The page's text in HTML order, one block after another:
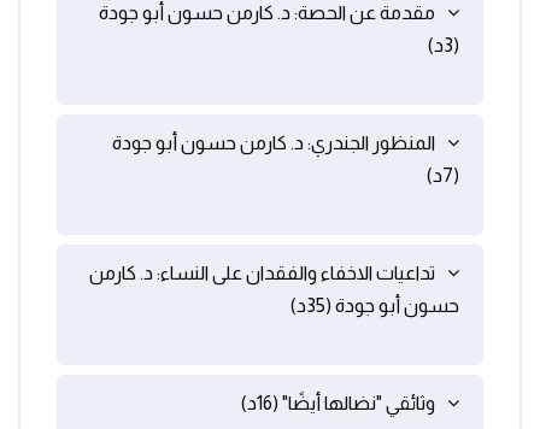
مقدمة عن الحصة: د. كارمن حسون أبو جودة
(3د)
المنظور الجندري: د. كارمن حسون أبو جودة
(7د)
تداعيات الاخفاء والفقدان على النساء: د. كارمن
حسون أبو جودة (35د)
وثائقي "نضالها أيضًا" (16د)